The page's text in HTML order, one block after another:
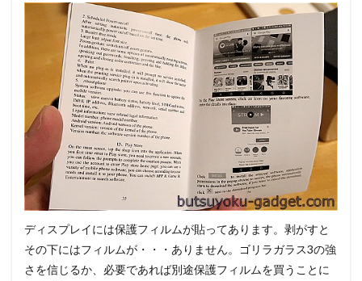
ディスプレイには保護フィルムが貼ってあります。剥がすと
その下にはフィルムが・・・ありません。ゴリラガラス3の強
さを信じるか、必要であれば別途保護フィルムを買うことに